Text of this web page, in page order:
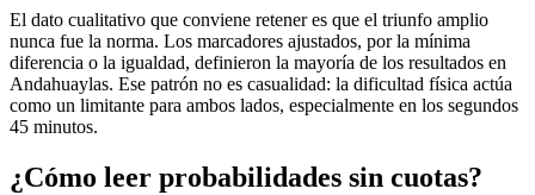
El dato cualitativo que conviene retener es que el triunfo amplio
nunca fue la norma. Los marcadores ajustados, por la mínima
diferencia o la igualdad, definieron la mayoría de los resultados en
Andahuaylas. Ese patrón no es casualidad: la dificultad física actúa
como un limitante para ambos lados, especialmente en los segundos
45 minutos.
¿Cómo leer probabilidades sin cuotas?